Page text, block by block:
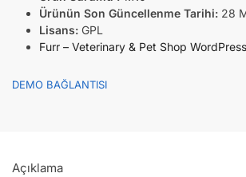
Ürünün Son Güncellenme Tarihi: 28
Lisans: GPL
Furr – Veterinary & Pet Shop
DEMO BAĞLANTISI
Açıklama